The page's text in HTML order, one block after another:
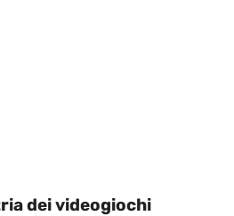
dei videogiochi